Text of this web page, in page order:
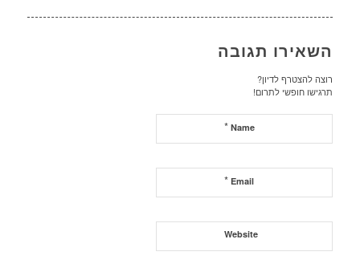
השאירו תגובה
רוצה להצטרף לדיון?
תרגישו חופשי לתרום!
Name
*
Email
*
Website